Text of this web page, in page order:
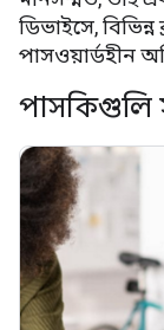
ডিভাইসে,
পাসওয়ার্ডহীন